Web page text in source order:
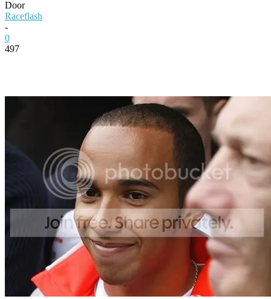
Door
Raceflash
-
0
497